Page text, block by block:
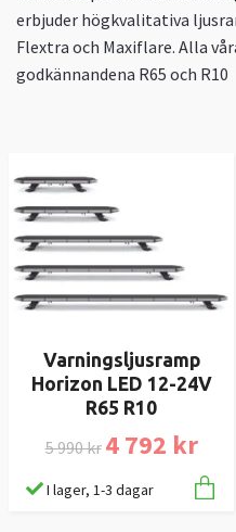
erbjuder högkvalitativa
Flextra och Maxiflare. Alla
godkännandena R65 och R10
Varningsljusramp
Horizon LED 12-24V
R65 R10
5 990 kr 4 792 kr
I lager, 1-3 dagar